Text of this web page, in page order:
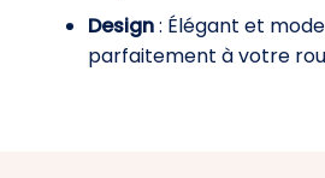
Design: Élégant et
parfaitement à votre